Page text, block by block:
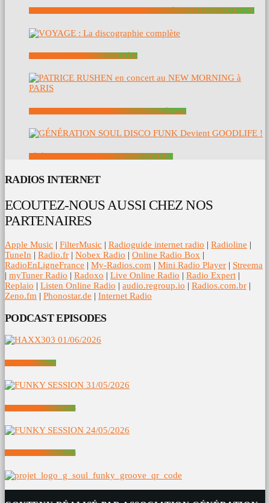
DOCUMENTAIRE | LET’S FUNK TONIGHT: UN VOYAGE À TRAVERS LA MUSIQUE FUNK
VOYAGE : LA DISCOGRAPHIE COMPLÈTE
PATRICE RUSHEN EN CONCERT AU NEW MORNING À PARIS
GÉNÉRATION SOUL DISCO FUNK DEVIENT GOODLIFE !
RADIOS INTERNET
ECOUTEZ-NOUS AUSSI CHEZ NOS
PARTENAIRES
Apple Music | FilterMusic | Radioguide internet radio | Radioline |
TuneIn | Radio.fr | Nobex Radio | Online Radio Box |
RadioEnLigneFrance | My-Radios.com | Mini Radio Player | Streema
| myTuner Radio | Radoxo | Live Online Radio | Radio Expert |
Replaio | Listen Online Radio | audio.regroup.io | Radios.com.br |
Zeno.fm | Phonostar.de | Internet Radio
PODCAST EPISODES
HAXX303 01/06/2026
FUNKY SESSION 31/05/2026
FUNKY SESSION 24/05/2026